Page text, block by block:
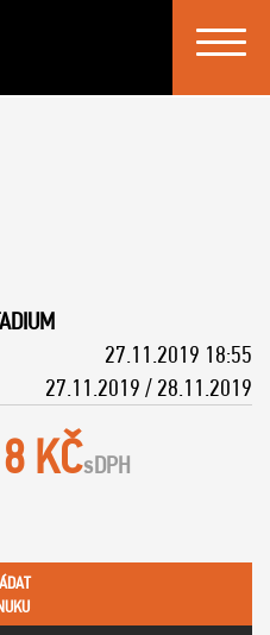
Toggle
27.11.2019 18:55
27.11.2019 / 28.11.2019
KČsDPH